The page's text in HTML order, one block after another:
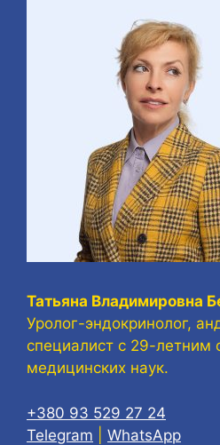
Татьяна Владимировна
Уролог-эндокринолог,
специалист с 29-летним
медицинских наук.
+380 93 529 27 24
Telegram
WhatsApp